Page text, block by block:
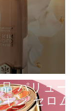
パリュ
キン セロ